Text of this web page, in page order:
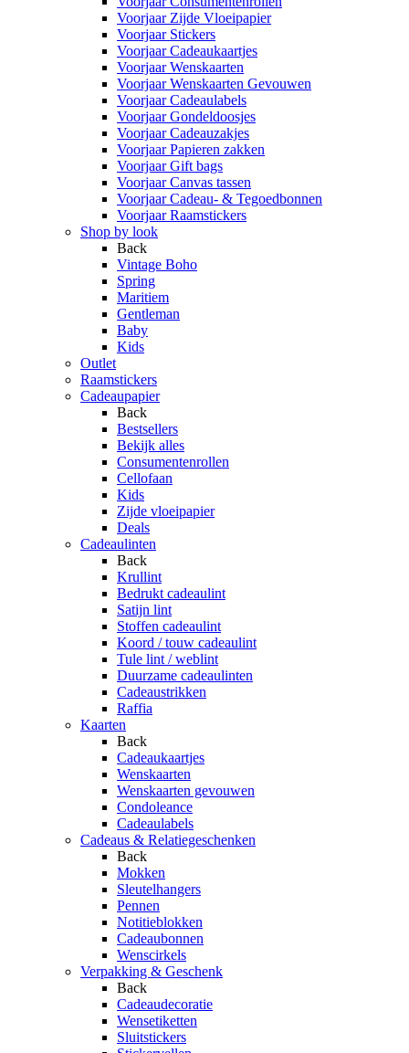
Voorjaar Zijde Vloeipapier
Voorjaar Stickers
Voorjaar Cadeaukaartjes
Voorjaar Wenskaarten
Voorjaar Wenskaarten Gevouwen
Voorjaar Cadeaulabels
Voorjaar Gondeldoosjes
Voorjaar Cadeauzakjes
Voorjaar Papieren zakken
Voorjaar Gift bags
Voorjaar Canvas tassen
Voorjaar Cadeau- & Tegoedbonnen
Voorjaar Raamstickers
Shop by look
Back
Vintage Boho
Spring
Maritiem
Gentleman
Baby
Kids
Outlet
Raamstickers
Cadeaupapier
Back
Bestsellers
Bekijk alles
Consumentenrollen
Cellofaan
Kids
Zijde vloeipapier
Deals
Cadeaulinten
Back
Krullint
Bedrukt cadeaulint
Satijn lint
Stoffen cadeaulint
Koord / touw cadeaulint
Tule lint / weblint
Duurzame cadeaulinten
Cadeaustrikken
Raffia
Kaarten
Back
Cadeaukaartjes
Wenskaarten
Wenskaarten gevouwen
Condoleance
Cadeaulabels
Cadeaus & Relatiegeschenken
Back
Mokken
Sleutelhangers
Pennen
Notitieblokken
Cadeaubonnen
Wenscirkels
Verpakking & Geschenk
Back
Cadeaudecoratie
Wensetiketten
Sluitstickers